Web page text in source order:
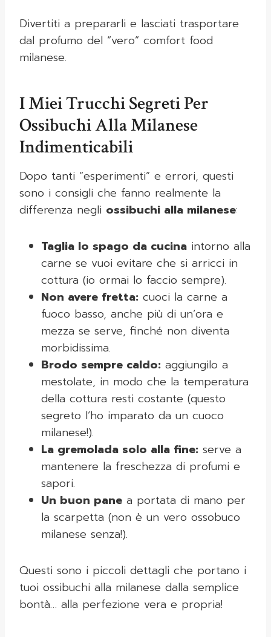
Divertiti a prepararli e lasciati trasportare
dal profumo del “vero” comfort food
milanese.
I Miei Trucchi Segreti Per
Ossibuchi Alla Milanese
Indimenticabili
Dopo tanti “esperimenti” e errori, questi
sono i consigli che fanno realmente la
differenza negli ossibuchi alla milanese:
Taglia lo spago da cucina intorno alla
carne se vuoi evitare che si arricci in
cottura (io ormai lo faccio sempre).
Non avere fretta: cuoci la carne a
fuoco basso, anche più di un’ora e
mezza se serve, finché non diventa
morbidissima.
Brodo sempre caldo: aggiungilo a
mestolate, in modo che la temperatura
della cottura resti costante (questo
segreto l’ho imparato da un cuoco
milanese!).
La gremolada solo alla fine: serve a
mantenere la freschezza di profumi e
sapori.
Un buon pane a portata di mano per
la scarpetta (non è un vero ossobuco
milanese senza!).
Questi sono i piccoli dettagli che portano i
tuoi ossibuchi alla milanese dalla semplice
bontà… alla perfezione vera e propria!